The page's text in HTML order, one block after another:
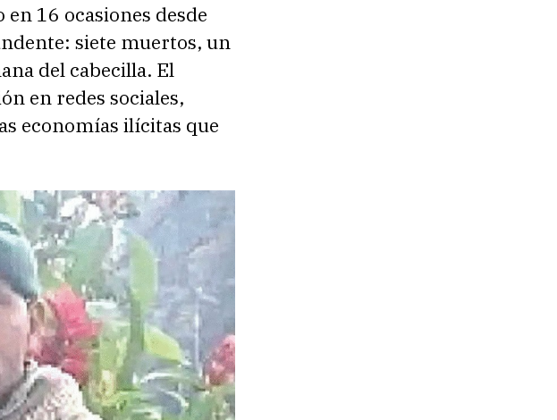
16 ocasiones desde
siete muertos, un
del cabecilla. El
en redes sociales,
economías ilícitas que